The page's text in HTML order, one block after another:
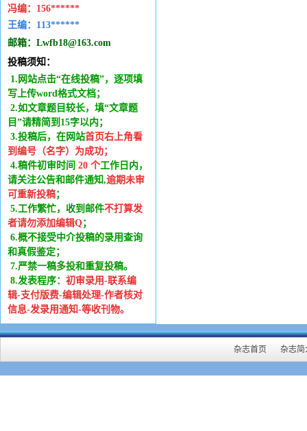
冯编： 156******
王编： 113******
邮箱： Lwfb18@163.com
投稿须知：
1.网站点击“在线投稿”，逐项填
写上传word格式文档；
2.如文章题目较长，填“文章题
目”请精简到15字以内；
3.投稿后，在网站首页右上角看
到编号（名字）为成功；
4.稿件初审时间 20 个工作日内 ，
请关注公告和邮件通知,逾期未审
可重新投稿；
5.工作繁忙，收到邮件不打算发
者请勿添加编辑Q；
6.概不接受中介投稿的录用查询
和真假鉴定；
7.严禁一稿多投和重复投稿。
8.发表程序： 初审录用-联系编
辑-支付版费-编辑处理-作者核对
信息-发录用通知-等收刊物。
杂志首页 杂志简